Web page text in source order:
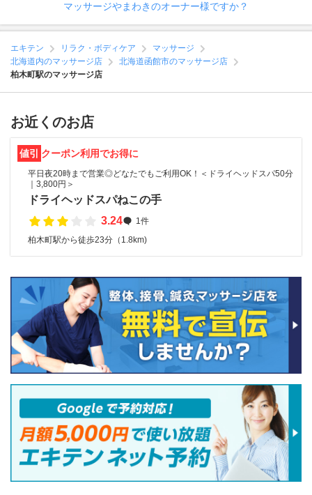
マッサージやまわきのオーナー様ですか？
エキテン リラク・ボディケア
マッサージ
北海道内のマッサージ店
北海道函館市のマッサージ店
柏木町駅のマッサージ店
お近くのお店
値引 クーポン利用でお得に
平日夜20時まで営業◎どなたでもご利用OK！＜ドライヘッドスパ50分
｜3,800円＞
ドライヘッドスパねこの手
3.24
1件
柏木町駅から徒歩23分（1.8km)